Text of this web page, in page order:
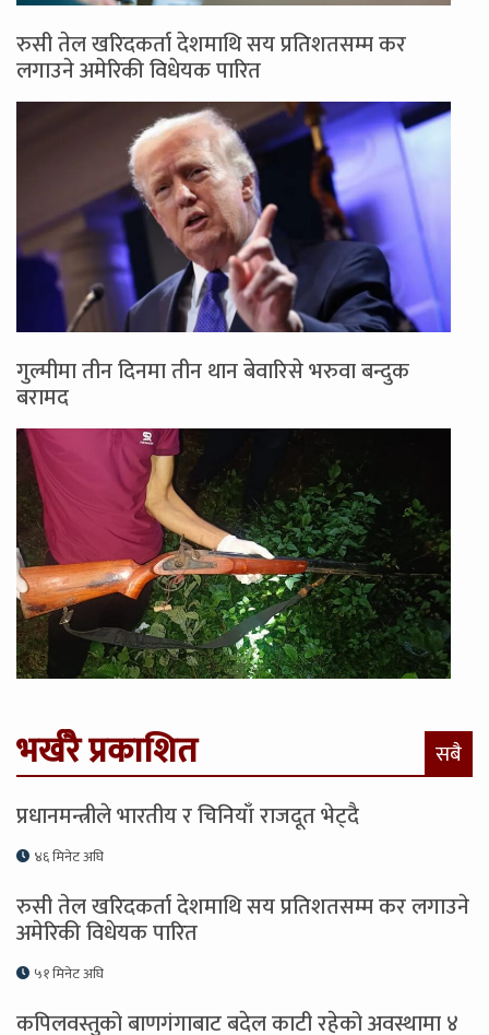
रुसी तेल खरिदकर्ता देशमाथि सय प्रतिशतसम्म कर
लगाउने अमेरिकी विधेयक पारित
गुल्मीमा तीन दिनमा तीन थान बेवारिसे भरुवा बन्दुक
बरामद
भर्खरै प्रकाशित सबै
प्रधानमन्त्रीले भारतीय र चिनियाँ राजदूत भेट्दै
४६ मिनेट अघि
रुसी तेल खरिदकर्ता देशमाथि सय प्रतिशतसम्म कर लगाउने
अमेरिकी विधेयक पारित
५१ मिनेट अघि
कपिलवस्तुको बाणगंगाबाट बदेल काटी रहेको अवस्थामा ४